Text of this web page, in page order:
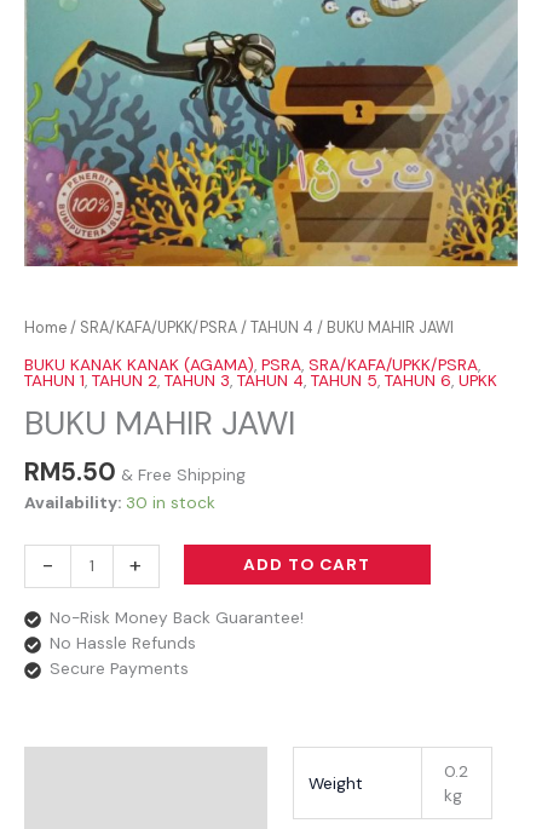
Home/ SRA/KAFA/UPKK/PSRA/TAHUN 4 / BUKU MAHIR JAWI
BUKU KANAK KANAK (AGAMA) PSRA SRA/KAFA/UPKK/PSRA
TAHUN 1 TAHUN 2 TAHUN 3 TAHUN 4 TAHUN 5 TAHUN 6 UPKK
BUKU MAHIR JAWI
RM5.50 & Free Shipping
Availability: 30 in stock
- + ADD TO CART
No-Risk Money Back Guarantee!
No Hassle Refunds
Secure Payments
Weight
0.2
kg